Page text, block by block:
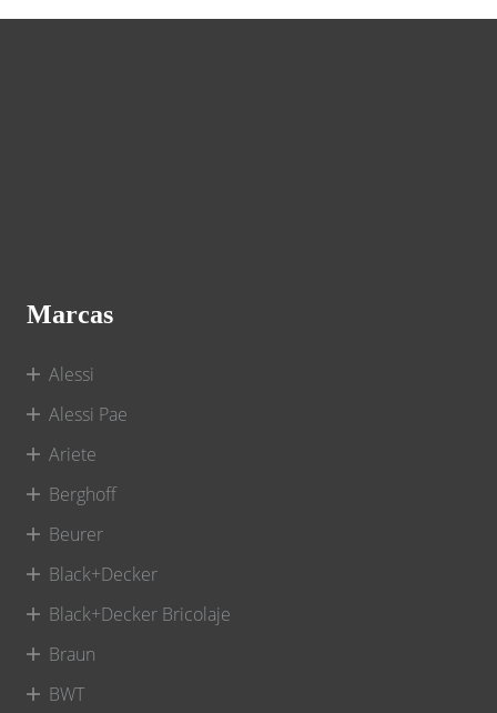
Marcas
Alessi
Alessi Pae
Ariete
Berghoff
Beurer
Black+Decker
Black+Decker Bricolaje
Braun
BWT